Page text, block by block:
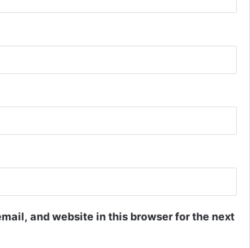
and website in this browser for the next